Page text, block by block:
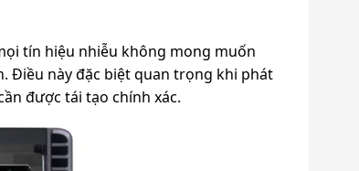
tín hiệu nhiễu không mong muốn
Điều này đặc biệt quan trọng khi phát
được tái tạo chính xác.